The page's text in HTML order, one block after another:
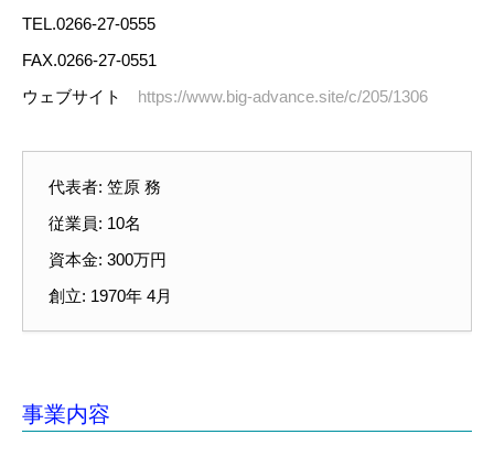
TEL.0266-27-0555
FAX.0266-27-0551
ウェブサイト https://www.big-advance.site/c/205/1306
代表者: 笠原 務
従業員: 10名
資本金: 300万円
創立: 1970年 4月
事業内容